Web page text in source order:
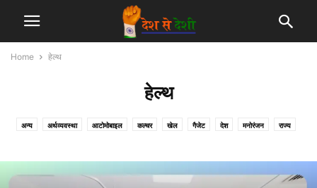
Home हेल्थ
हेल्थ
अन्य अर्थव्यवस्था आटोमोबाइल कल्चर खेल गैजेट देश मनोरंजन राज्य